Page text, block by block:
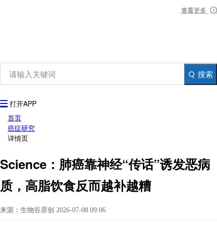
搜索
打开APP
首页
癌症研究
详情页
Science：肺癌靠神经“传话”诱发恶病
质，高脂饮食反而越补越糟
来源：生物谷原创 2026-07-08 09:06
查看更多
查看更多
查看更多